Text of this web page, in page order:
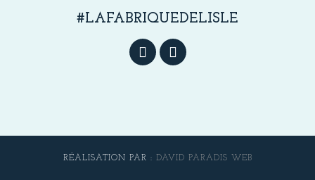
#LAFABRIQUEDELISLE
RÉALISATION PAR : DAVID PARADIS WEB